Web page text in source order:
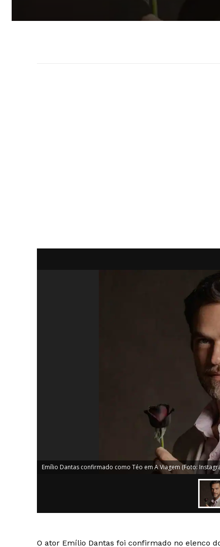
Aprenda
Inteligência
Emílio Dantas confirmado como Téo em A Viagem (Foto:
O ator Emílio Dantas foi confirmado no elenco